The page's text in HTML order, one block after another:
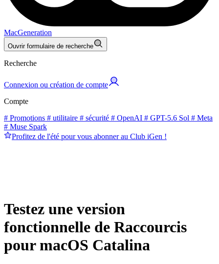
MacGeneration
Ouvrir formulaire de recherche
Recherche
Connexion ou création de compte
Compte
# Promotions # utilitaire # sécurité # OpenAI # GPT-5.6 Sol # Meta
# Muse Spark
Profitez de l'été pour vous abonner au Club iGen !
Testez une version
fonctionnelle de Raccourcis
pour macOS Catalina